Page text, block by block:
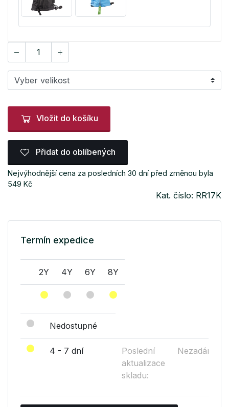
Vložit do košíku
Přidat do oblíbených
Nejvýhodnější cena za posledních 30 dní před změnou byla
549 Kč
Kat. číslo: RR17K
Termín expedice
2Y 4Y 6Y 8Y
Nedostupné
4 - 7 dní
Poslední
aktualizace
skladu:
Nezadáno